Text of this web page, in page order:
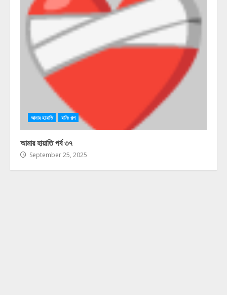
আমার হায়াতি রানিং গল্প
আমার হায়াতি পর্ব ৩৭
September 25, 2025